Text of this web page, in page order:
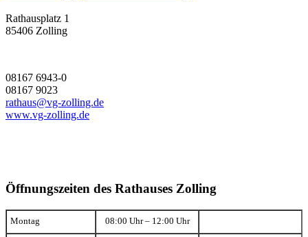
Rathausplatz 1
85406 Zolling
08167 6943-0
08167 9023
rathaus@vg-zolling.de
www.vg-zolling.de
Öffnungszeiten des Rathauses Zolling
Montag 08:00 Uhr – 12:00 Uhr